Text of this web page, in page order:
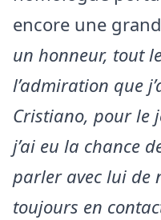
encore une
un honneur, tout
l’admiration que
Cristiano, pour le
j’ai eu la chance
parler avec lui de
toujours en